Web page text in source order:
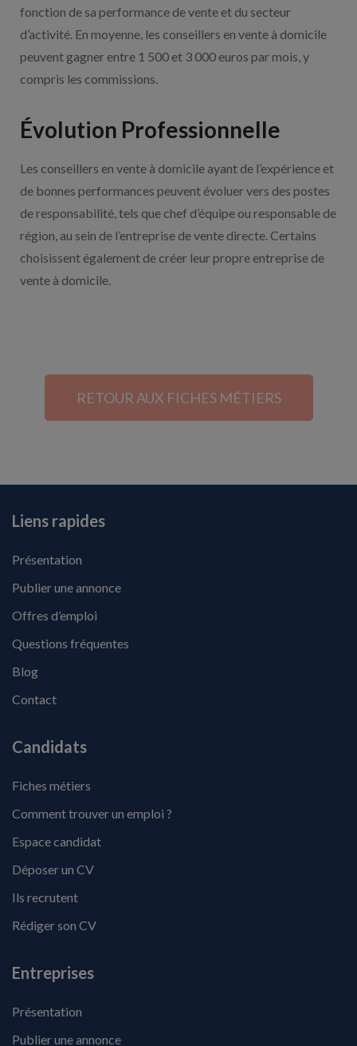
fonction de sa performance de vente et du secteur
d’activité. En moyenne, les conseillers en vente à domicile
peuvent gagner entre 1 500 et 3 000 euros par mois, y
compris les commissions.
Évolution Professionnelle
Les conseillers en vente à domicile ayant de l’expérience et
de bonnes performances peuvent évoluer vers des postes
de responsabilité, tels que chef d’équipe ou responsable de
région, au sein de l’entreprise de vente directe. Certains
choisissent également de créer leur propre entreprise de
vente à domicile.
RETOUR AUX FICHES MÉTIERS
Liens rapides
Présentation
Publier une annonce
Offres d’emploi
Questions fréquentes
Blog
Contact
Candidats
Fiches métiers
Comment trouver un emploi ?
Espace candidat
Déposer un CV
Ils recrutent
Rédiger son CV
Entreprises
Présentation
Publier une annonce